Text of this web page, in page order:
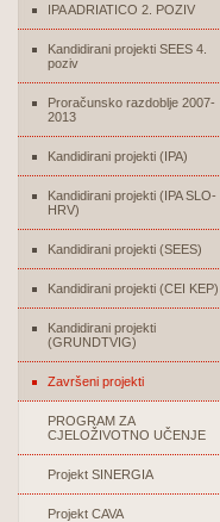
IPA ADRIATICO 2. POZIV
Kandidirani projekti SEES 4.
poziv
Proračunsko razdoblje 2007-
2013
Kandidirani projekti (IPA)
Kandidirani projekti (IPA SLO-
HRV)
Kandidirani projekti (SEES)
Kandidirani projekti (CEI KEP)
Kandidirani projekti
(GRUNDTVIG)
Završeni projekti
PROGRAM ZA
CJELOŽIVOTNO UČENJE
Projekt SINERGIA
Projekt CAVA